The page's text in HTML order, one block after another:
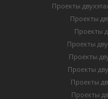
Проекты
Проекты
Проекты
Проекты
Проекты
Проекты
Проекты
Проекты